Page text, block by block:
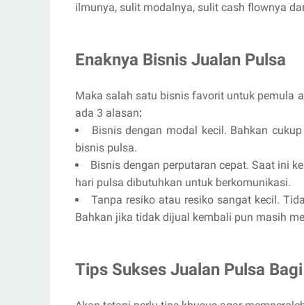
ilmunya, sulit modalnya, sulit cash flownya
Enaknya Bisnis Jualan Pulsa
Maka salah satu bisnis favorit untuk pemula
ada 3 alasan:
Bisnis dengan modal kecil. Bahkan
bisnis pulsa.
Bisnis dengan perputaran cepat. Saat ini
hari pulsa dibutuhkan untuk berkomunikasi.
Tanpa resiko atau resiko sangat kecil.
Bahkan jika tidak dijual kembali pun masih
Tips Sukses Jualan Pulsa